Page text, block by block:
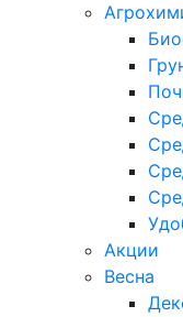
Акции
Весна